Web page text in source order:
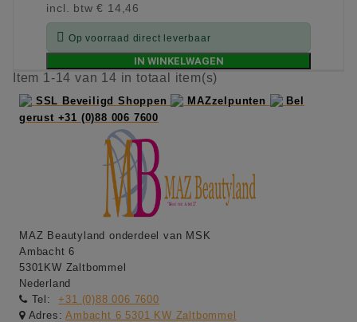
incl. btw€ 14,46
 Op voorraad direct leverbaar
IN WINKELWAGEN
Item 1-14 van 14 in totaal item(s)
SSL Beveiligd Shoppen MAZzelpunten
Bel
gerust +31 (0)88 006 7600
MAZ Beautyland onderdeel van MSK
Ambacht 6
5301KW Zaltbommel
Nederland
Tel:
+31 (0)88 006 7600
Adres:Ambacht 6 5301 KW Zaltbommel